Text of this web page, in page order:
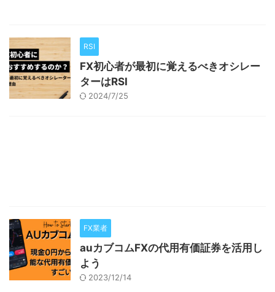
RSI
FX初心者が最初に覚えるべきオシレー
ターはRSI
2024/7/25
FX業者
auカブコムFXの代用有価証券を活用し
よう
2023/12/14